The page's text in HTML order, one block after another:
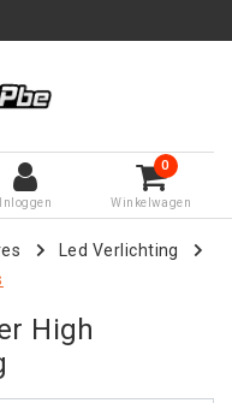
Inloggen
0
Winkelwagen
Led Verlichting
High